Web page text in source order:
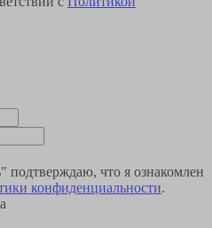
что я ознакомлен
конфиденциальности.